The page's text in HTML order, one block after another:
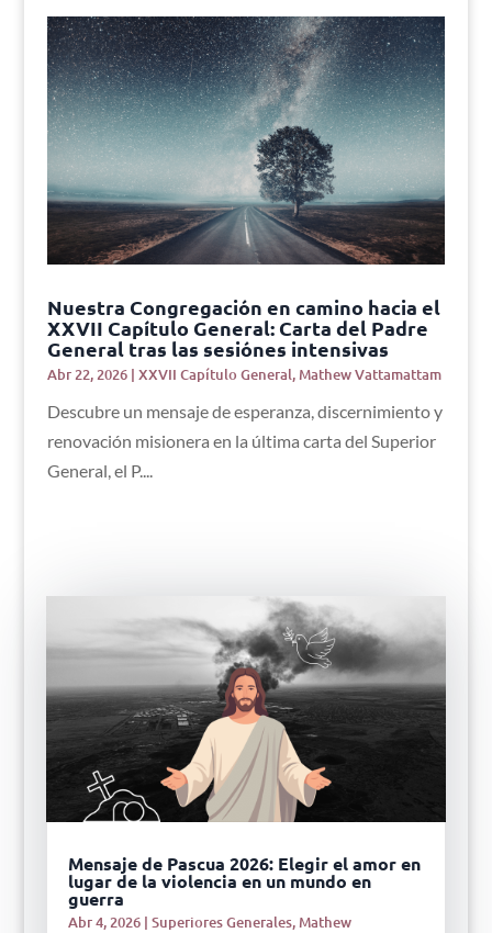
Nuestra Congregación en camino hacia el
XXVII Capítulo General: Carta del Padre
General tras las sesiónes intensivas
Abr 22, 2026| XXVII Capítulo General,Mathew Vattamattam
Descubre un mensaje de esperanza, discernimiento y
renovación misionera en la última carta del Superior
General, el P....
Mensaje de Pascua 2026: Elegir el amor en
lugar de la violencia en un mundo en
guerra
Abr 4, 2026| Superiores Generales, Mathew